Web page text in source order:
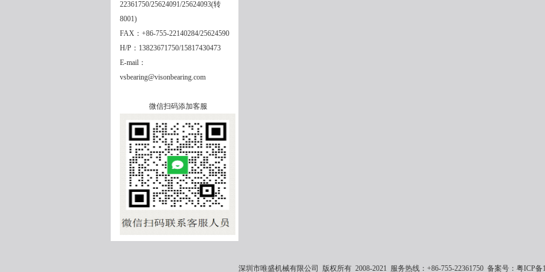
22361750/25624091/25624093(转
8001)
FAX：+86-755-22140284/25624590
H/P：13823671750/15817430473
E-mail：
vsbearing@visonbearing.com
微信扫码添加客服
深圳市唯盛机械有限公司 版权所有 2008-2021 服务热线：+86-755-22361750 备案号： 粤ICP备